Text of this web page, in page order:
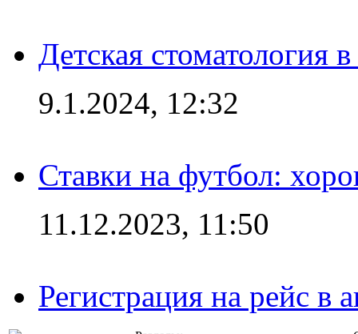
Детская стоматология
9.1.2024, 12:32
Ставки на футбол:
11.12.2023, 11:50
Регистрация на рейс в